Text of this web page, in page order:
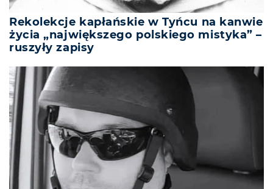
Rekolekcje kapłańskie w Tyńcu na kanwie
życia „największego polskiego mistyka” –
ruszyły zapisy